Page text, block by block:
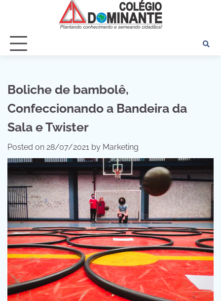
Boliche de bambolê,
Confeccionando a Bandeira da
Sala e Twister
Posted on 28/07/2021 by Marketing